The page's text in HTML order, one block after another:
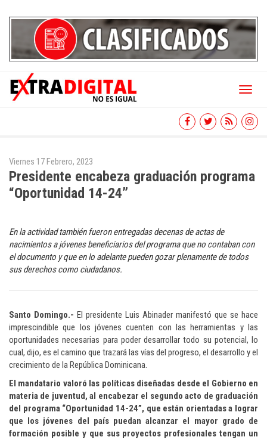
Toggle
Viernes 17 Febrero, 2023
Presidente encabeza graduación programa
“Oportunidad 14-24”
En la actividad también fueron entregadas decenas de actas de
nacimientos a jóvenes beneficiarios del programa que no contaban con
el documento y que en lo adelante pueden gozar plenamente de todos
sus derechos como ciudadanos.
Santo Domingo.- El presidente Luis Abinader manifestó que se hace
imprescindible que los jóvenes cuenten con las herramientas y las
oportunidades necesarias para poder desarrollar todo su potencial, lo
cual, dijo, es el camino que trazará las vías del progreso, el desarrollo y el
crecimiento de la República Dominicana.
El mandatario valoró las políticas diseñadas desde el Gobierno en
materia de juventud, al encabezar el segundo acto de graduación
del programa “Oportunidad 14-24”, que están orientadas a lograr
que los jóvenes del país puedan alcanzar el mayor grado de
formación posible y que sus proyectos profesionales tengan un